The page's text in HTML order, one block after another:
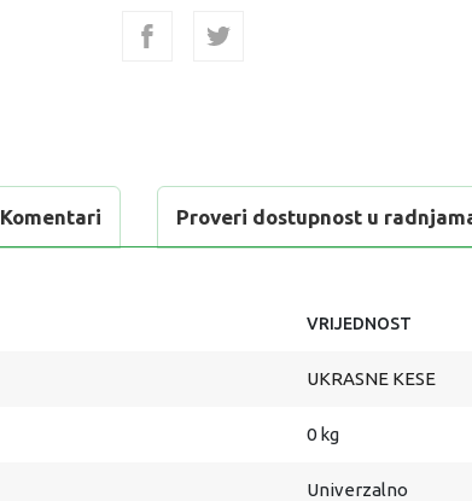
Komentari Proveri dostupnost u
VRIJEDNOST
UKRASNE KESE
0 kg
Univerzalno